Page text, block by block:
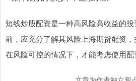
短线炒股配资是一种高风险高收益的
前，应充分了解其风险上海期货配资
在风险可控的情况下，才能考虑使用配